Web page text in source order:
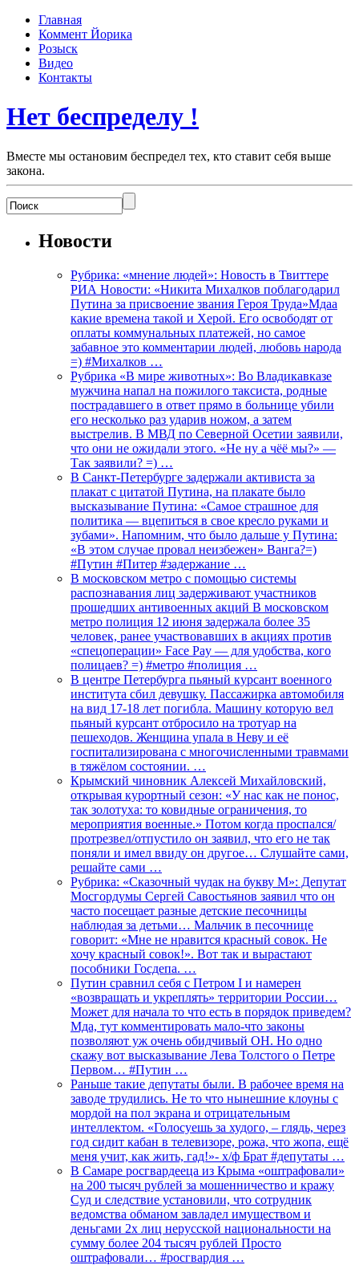
Главная
Коммент Йорика
Розыск
Видео
Контакты
Нет беспределу !
Вместе мы остановим беспредел тех, кто ставит себя выше
закона.
Новости
Рубрика: «мнение людей»: Новость в Твиттере
РИА Новости: «Никита Михалков поблагодарил
Путина за присвоение звания Героя Труда»Мдаа
какие времена такой и Херой. Его освободят от
оплаты коммунальных платежей, но самое
забавное это комментарии людей, любовь народа
=) #Михалков …
Рубрика «В мире животных»: Во Владикавказе
мужчина напал на пожилого таксиста, родные
пострадавшего в ответ прямо в больнице убили
его несколько раз ударив ножом, а затем
выстрелив. В МВД по Северной Осетии заявили,
что они не ожидали этого. «Не ну а чёё мы?» —
Так заявили? =) …
В Санкт-Петербурге задержали активиста за
плакат с цитатой Путина, на плакате было
высказывание Путина: «Самое страшное для
политика — вцепиться в свое кресло руками и
зубами». Напомним, что было дальше у Путина:
«В этом случае провал неизбежен» Ванга?=)
#Путин #Питер #задержание …
В московском метро с помощью системы
распознавания лиц задерживают участников
прошедших антивоенных акций В московском
метро полиция 12 июня задержала более 35
человек, ранее участвовавших в акциях против
«спецоперации» Face Pay — для удобства, кого
полицаев? =) #метро #полиция …
В центре Петербурга пьяный курсант военного
института сбил девушку. Пассажирка автомобиля
на вид 17-18 лет погибла. Машину которую вел
пьяный курсант отбросило на тротуар на
пешеходов. Женщина упала в Неву и её
госпитализирована с многочисленными травмами
в тяжёлом состоянии. …
Крымский чиновник Алексей Михайловский,
открывая курортный сезон: «У нас как не понос,
так золотуха: то ковидные ограничения, то
мероприятия военные.» Потом когда проспался/
протрезвел/отпустило он заявил, что его не так
поняли и имел ввиду он другое… Слушайте сами,
решайте сами …
Рубрика: «Сказочный чудак на букву М»: Депутат
Мосгордумы Сергей Савостьянов заявил что он
часто посещает разные детские песочницы
наблюдая за детьми… Мальчик в песочнице
говорит: «Мне не нравится красный совок. Не
хочу красный совок!». Вот так и вырастают
пособники Госдепа. …
Путин сравнил себя с Петром I и намерен
«возвращать и укреплять» территории России…
Может для начала то что есть в порядок приведем?
Мда, тут комментировать мало-что законы
позволяют уж очень обидчивый ОН. Но одно
скажу вот высказывание Лева Толстого о Петре
Первом… #Путин …
Раньше такие депутаты были. В рабочее время на
заводе трудились. Не то что нынешние клоуны с
мордой на пол экрана и отрицательным
интеллектом. «Голосуешь за худого, – глядь, через
год сидит кабан в телевизоре, рожа, что жопа, ещё
меня учит, как жить, гад!»- х/ф Брат #депутаты …
В Самаре росгвардееца из Крыма «оштрафовали»
на 200 тысяч рублей за мошенничество и кражу
Суд и следствие установили, что сотрудник
ведомства обманом завладел имуществом и
деньгами 2х лиц нерусской национальности на
сумму более 204 тысяч рублей Просто
оштрафовали… #росгвардия …